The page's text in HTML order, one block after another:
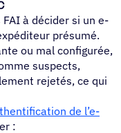
à décider si un e-
présumé.
ou mal configurée,
suspects,
rejetés, ce qui
de l’e-
: